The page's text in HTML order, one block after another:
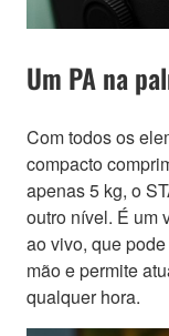
Um PA na
Com todos os
compacto
apenas 5 kg, o
outro nível. É um
ao vivo, que
mão e permite
qualquer hora.